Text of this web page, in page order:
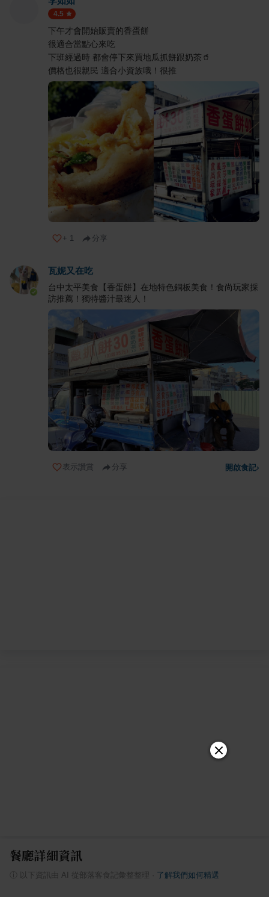
4.5
下午才會開始販賣的香蛋餅
很適合當點心來吃
下班經過時 都會停下來買地瓜抓餅跟奶茶🥤
價格也很親民 適合小資族哦！很推
+ 1 分享
瓦妮又在吃
台中太平美食【香蛋餅】在地特色銅板美食！食尚玩家採
訪推薦！獨特醬汁最迷人！
表示讚賞 分享 開啟食記›
餐廳詳細資訊
以下資訊由 AI 從部落客食記彙整整理 了解我們如何精選